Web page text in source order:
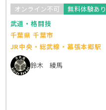
オンライン不可
無料体験あり
武道・格闘技
千葉県 千葉市
JR中央・総武線・幕張本郷駅
鈴木 綾馬